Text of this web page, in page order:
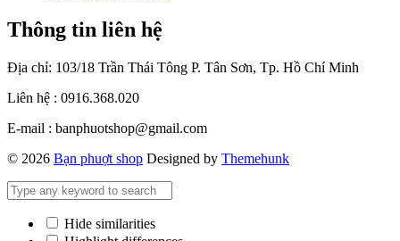
Thông tin liên hệ
Địa chỉ: 103/18 Trần Thái Tông P. Tân Sơn, Tp. Hồ Chí Minh
Liên hệ : 0916.368.020
E-mail : banphuotshop@gmail.com
© 2026 Bạn phuợt shop Designed by Themehunk
Hide similarities